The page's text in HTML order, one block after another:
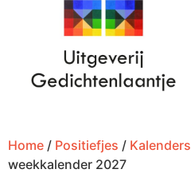
Home / Positiefjes / Kalenders
weekkalender 2027